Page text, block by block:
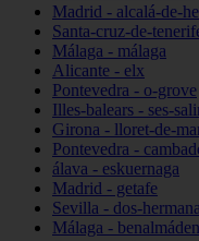
Madrid - alcalá-de-
Santa-cruz-de-
Málaga - málaga
Alicante - elx
Pontevedra - o-grove
Illes-balears - ses-
Girona - lloret-de-
Pontevedra -
álava - eskuernaga
Madrid - getafe
Sevilla - dos-
Málaga -